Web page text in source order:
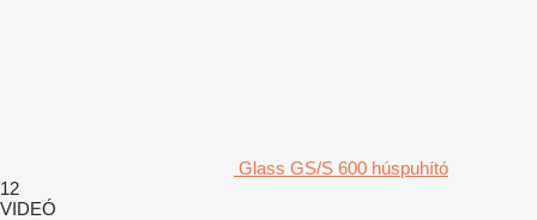
Glass GS/S 600 húspuhító
12
VIDEÓ